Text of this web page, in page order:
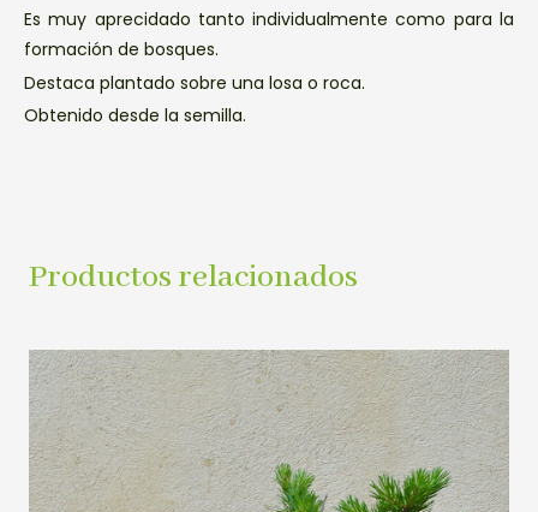
Es muy aprecidado tanto individualmente como para la
formación de bosques.
Destaca plantado sobre una losa o roca.
Obtenido desde la semilla.
Productos relacionados